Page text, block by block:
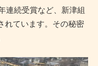
連続受賞など、新津組
れています。その秘密